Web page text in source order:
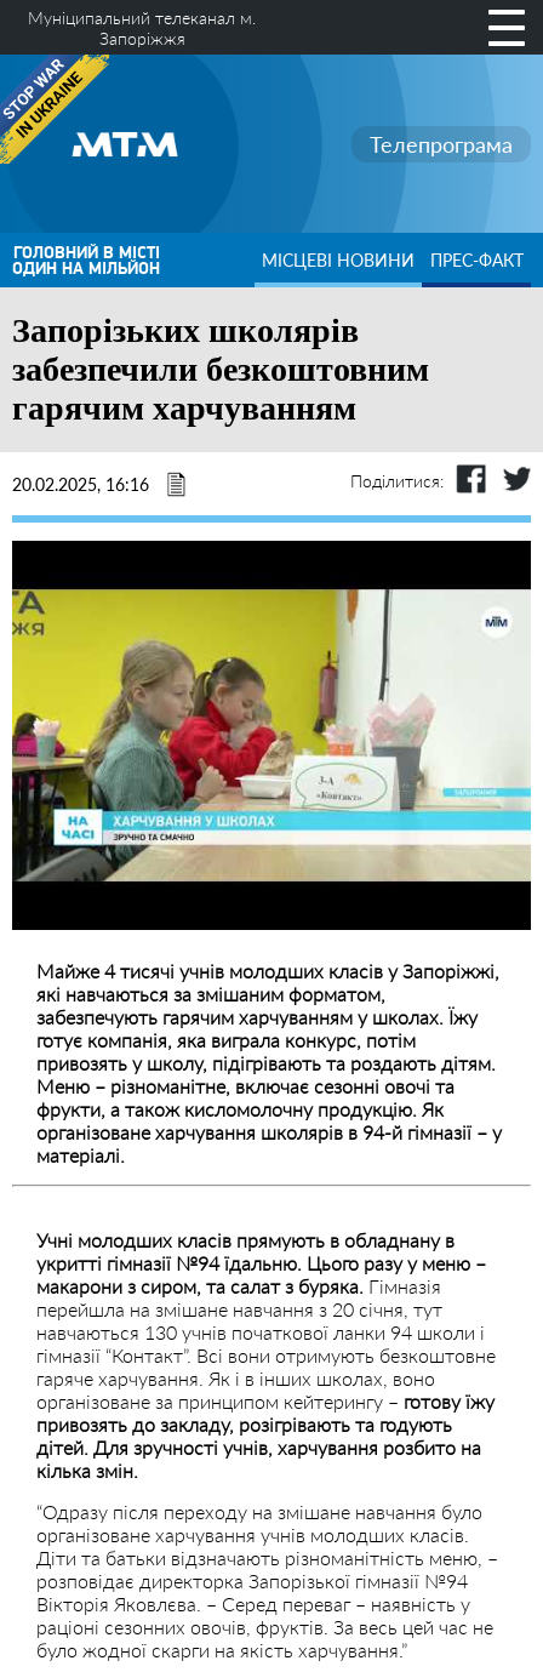
Муніципальний телеканал м.
Запоріжжя
Телепрограма
ГОЛОВНИЙ В МІСТІ
ОДИН НА МІЛЬЙОН МІСЦЕВІ НОВИНИ ПРЕС-ФАКТ
Запорізьких школярів
забезпечили безкоштовним
гарячим харчуванням
20.02.2025, 16:16 Поділитися:
Майже 4 тисячі учнів молодших класів у Запоріжжі,
які навчаються за змішаним форматом,
забезпечують гарячим харчуванням у школах. Їжу
готує компанія, яка виграла конкурс, потім
привозять у школу, підігрівають та роздають дітям.
Меню – різноманітне, включає сезонні овочі та
фрукти, а також кисломолочну продукцію. Як
організоване харчування школярів в 94-й гімназії – у
матеріалі.
Учні молодших класів прямують в обладнану в
укритті гімназії №94 їдальню. Цього разу у меню –
макарони з сиром, та салат з буряка. Гімназія
перейшла на змішане навчання з 20 січня, тут
навчаються 130 учнів початкової ланки 94 школи і
гімназії “Контакт”. Всі вони отримують безкоштовне
гаряче харчування. Як і в інших школах, воно
організоване за принципом кейтерингу – готову їжу
привозять до закладу, розігрівають та годують
дітей. Для зручності учнів, харчування розбито на
кілька змін.
“Одразу після переходу на змішане навчання було
організоване харчування учнів молодших класів.
Діти та батьки відзначають різноманітність меню, –
розповідає директорка Запорізької гімназії №94
Вікторія Яковлєва. – Серед переваг – наявність у
раціоні сезонних овочів, фруктів. За весь цей час не
було жодної скарги на якість харчування.”